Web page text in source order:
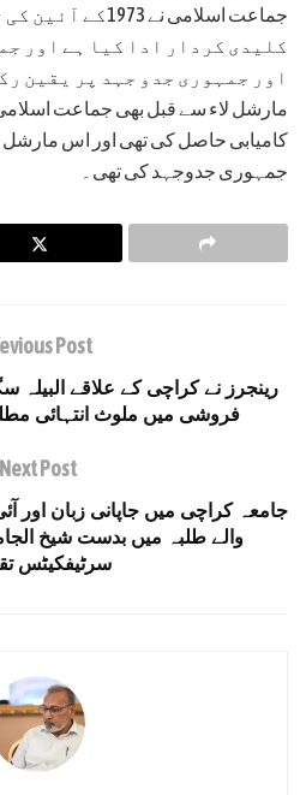
جماعت اسلامی نے
کلیدی کردار ادا کیا ہے اور
مارشل لاء سے قبل بھی جماعت اسلامی
کامیابی حاصل کی تھی اور اس مارشل
جمہوری جدوجہد کی تھی۔
Post
رینجرز نے کراچی کے علاقے
فروشی میں ملوث انتہائی مطلوب 2 کو
Next Post
جامعہ کراچی میں جاپانی زبان اور
والے طلبہ میں بدست شیخ
سرٹیفکیٹس